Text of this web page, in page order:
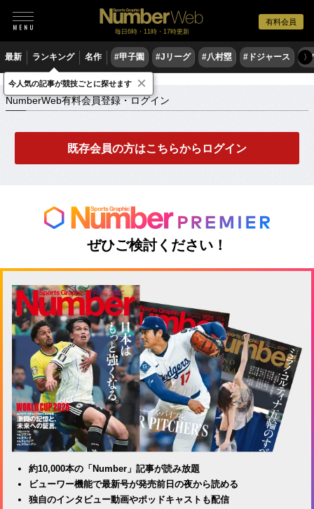
有料会員
毎日6時・11時・17時更新
最新 ランキング 名作 #甲子園 #Jリーグ #八村塁 #ドジャース #
〉
NumberWeb有料会員登録・ログイン
NumberWeb有料会員登録・ログイン
既存会員の方はこちらからログイン
ぜひご検討ください！
約10,000本の「Number」記事が読み放題
ビューワー機能で最新号が発売前日の夜から読める
独自のインタビュー動画やポッドキャストも配信
今人気の記事が競技ごとに探せます ×